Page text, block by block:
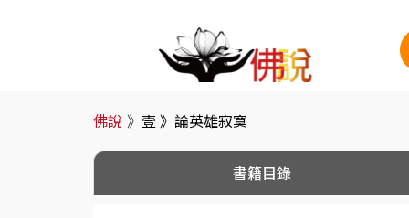
佛說 》 壹 》 論英雄寂寞
書籍目錄